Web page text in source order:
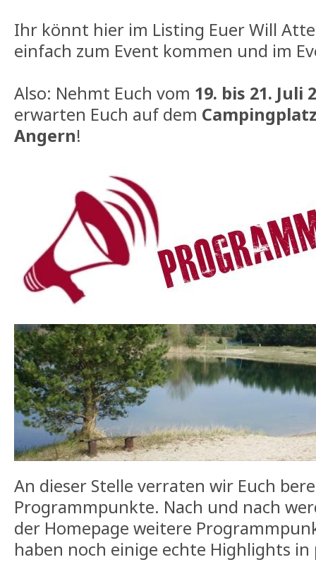
Ihr könnt hier im Listing Euer Will
einfach zum Event kommen und im
Also: Nehmt Euch vom 19. bis 21. Juli
erwarten Euch auf dem
Angern!
An dieser Stelle verraten wir Euch
Programmpunkte. Nach und nach
der Homepage weitere
haben noch einige echte Highlights